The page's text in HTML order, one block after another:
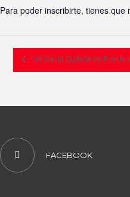
Para poder inscribirte, tienes que
10K Santa Quiteria de Fuente
FACEBOOK